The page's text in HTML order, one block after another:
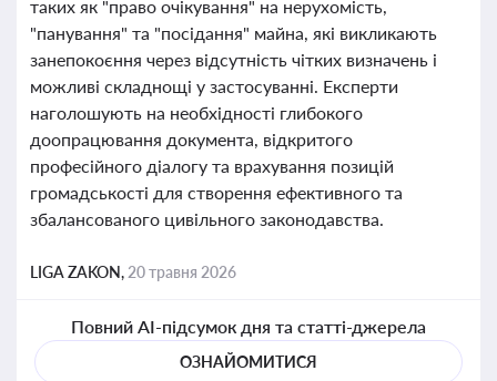
таких як "право очікування" на нерухомість,
"панування" та "посідання" майна, які викликають
занепокоєння через відсутність чітких визначень і
можливі складнощі у застосуванні. Експерти
наголошують на необхідності глибокого
доопрацювання документа, відкритого
професійного діалогу та врахування позицій
громадськості для створення ефективного та
збалансованого цивільного законодавства.
LIGA ZAKON, 20 травня 2026
Повний AI-підсумок дня та статті-джерела
ОЗНАЙОМИТИСЯ